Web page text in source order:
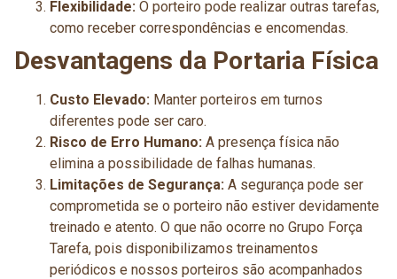
Flexibilidade: O porteiro pode realizar outras tarefas,
como receber correspondências e encomendas.
Desvantagens da Portaria Física
Custo Elevado: Manter porteiros em turnos
diferentes pode ser caro.
Risco de Erro Humano: A presença física não
elimina a possibilidade de falhas humanas.
Limitações de Segurança: A segurança pode ser
comprometida se o porteiro não estiver devidamente
treinado e atento. O que não ocorre no Grupo Força
Tarefa, pois disponibilizamos treinamentos
periódicos e nossos porteiros são acompanhados